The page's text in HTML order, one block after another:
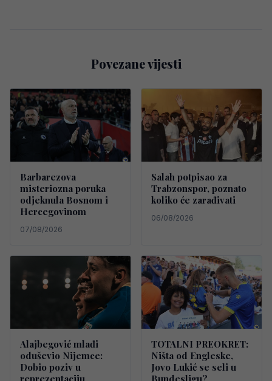
Povezane vijesti
Barbarezova
misteriozna poruka
odjeknula Bosnom i
Hercegovinom
07/08/2026
Salah potpisao za
Trabzonspor, poznato
koliko će zarađivati
06/08/2026
Alajbegović mlađi
oduševio Nijemce:
Dobio poziv u
reprezentaciju
TOTALNI PREOKRET:
Ništa od Engleske,
Jovo Lukić se seli u
Bundesligu?